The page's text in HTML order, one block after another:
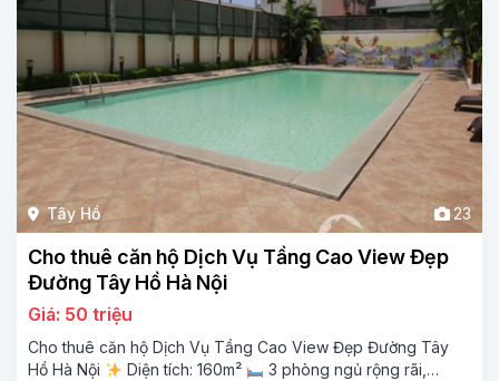
Tây Hồ 23
Cho thuê căn hộ Dịch Vụ Tầng Cao View Đẹp
Đường Tây Hồ Hà Nội
Giá: 50 triệu
Cho thuê căn hộ Dịch Vụ Tầng Cao View Đẹp Đường Tây
Hồ Hà Nội
Diện tích: 160m²
3 phòng ngủ rộng rãi,